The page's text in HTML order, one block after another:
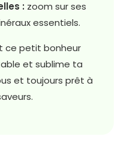
: zoom sur ses
essentiels.
ce petit bonheur
et sublime ta
et toujours prêt à